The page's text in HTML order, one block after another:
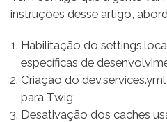
instruções desse artigo,
Habilitação do
específicas de
Criação do
para Twig;
Desativação dos caches